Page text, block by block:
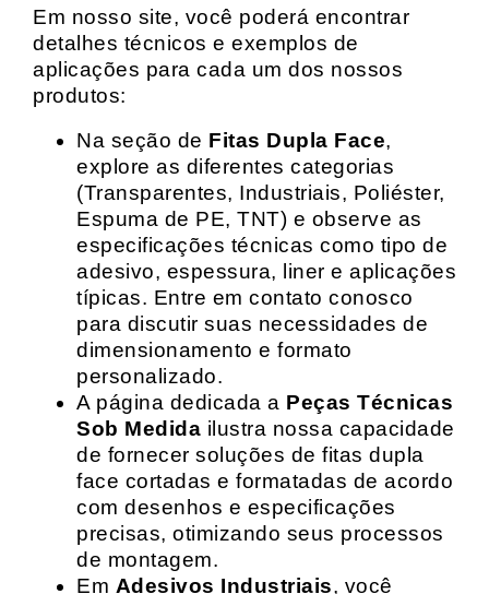
Em nosso site, você poderá encontrar
detalhes técnicos e exemplos de
aplicações para cada um dos nossos
produtos:
Na seção de Fitas Dupla Face,
explore as diferentes categorias
(Transparentes, Industriais, Poliéster,
Espuma de PE, TNT) e observe as
especificações técnicas como tipo de
adesivo, espessura, liner e aplicações
típicas. Entre em contato conosco
para discutir suas necessidades de
dimensionamento e formato
personalizado.
A página dedicada a Peças Técnicas
Sob Medida ilustra nossa capacidade
de fornecer soluções de fitas dupla
face cortadas e formatadas de acordo
com desenhos e especificações
precisas, otimizando seus processos
de montagem.
Em Adesivos Industriais, você